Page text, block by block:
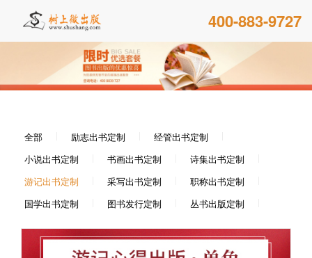
400-883-9727
全部 励志出书定制
经管出书定制
小说出书定制
书画出书定制
诗集出书定制
游记出书定制
采写出书定制
职称出书定制
国学出书定制
图书发行定制 丛书出版定制